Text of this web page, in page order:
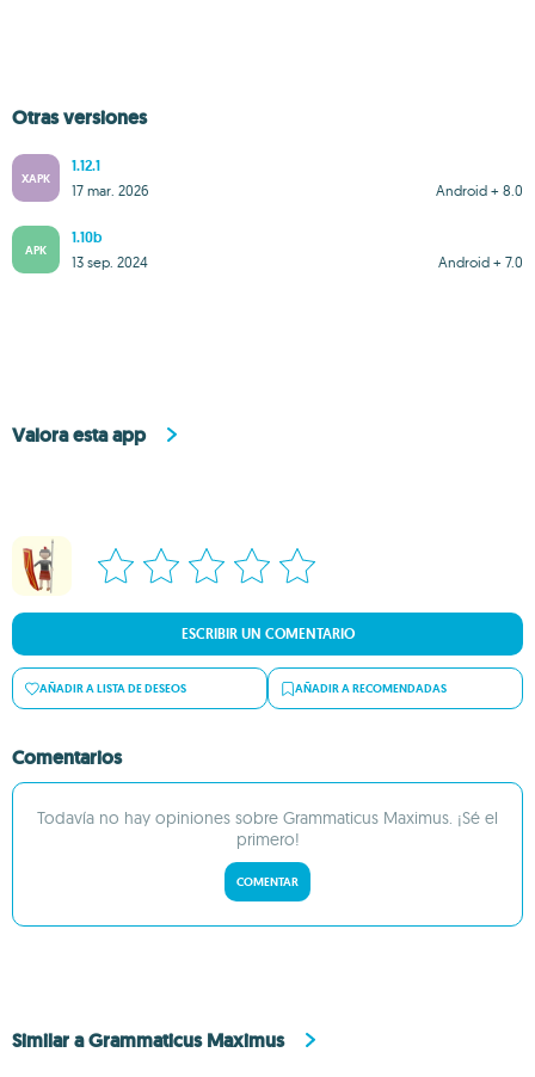
Otras versiones
XAPK
1.12.1
Android + 8.0
17 mar. 2026
APK
1.10b
Android + 7.0
13 sep. 2024
Valora esta app
ESCRIBIR UN COMENTARIO
AÑADIR A LISTA DE DESEOS AÑADIR A RECOMENDADAS
Comentarios
Todavía no hay opiniones sobre Grammaticus Maximus. ¡Sé el
primero!
COMENTAR
Similar a Grammaticus Maximus